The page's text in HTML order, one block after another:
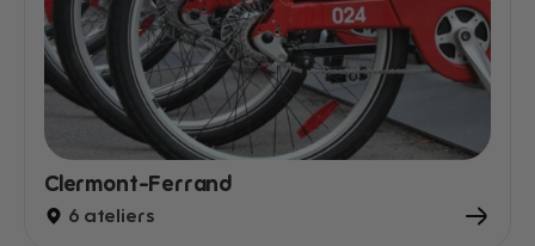
Clermont-Ferrand
6 ateliers